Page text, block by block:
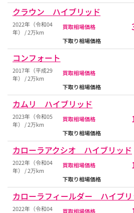
クラウン ハイブリッド
2022年（令和04
年） / 2万km
買取相場価格
下取り相場価格
コンフォート
2017年（平成29
年） / 2万km
買取相場価格
下取り相場価格
カムリ ハイブリッド
2023年（令和05
年） / 2万km
買取相場価格
下取り相場価格
カローラアクシオ ハイブリッド
2022年（令和04
年） / 2万km
買取相場価格
下取り相場価格
カローラフィールダー ハイブリ
2022年（令和04
買取相場価格